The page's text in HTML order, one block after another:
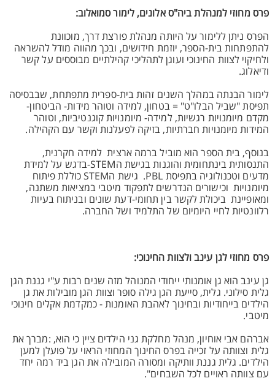
פרס מחוזי למנהלת ביה"ס אלונים, לימור סמואלוב:
הפרס ניתן ללימור על היותה מנהלת פורצת דרך, מוכוונת
להתפתחות בית-הספר, יוזמת חידושים, ובכך מהווה מודל להשראה
ולחיקוי לצוות החינוכי ועוגן לתהליכי קהילתיים מבוססים על קשר
ודיאלוג.
לימור הבנתה במהלך השנים זהות בית-ספרית מתפתחת, שבבסיסה
תפיסת "שביל הבלו"ט" = בטחון, למידה וטוהר מידות- הביטחון-
מקדם מיומנויות רגשיות, למידה- מיומנויות קוגנטיביות, וטוהר
המידות מיומנויות חברתיות, בזיקה לפעלנות וקשר עם הקהילה.
בנוסף, בית הספר הוא מוביל ברמה ארצית למידה חקרנית,
התנסותית בינתחומית והוגנות בגישת הSTEM-בדגש על למידת
מדעים וטכנולוגיה בתפיסת PBL. גישת הSTEM כוללת פיתוח
מיומנויות וכישורים הנדרשים לתפקוד מיטבי במציאות משתנה,
ומאופיינת ביכולת לקשר בין תחומי-דעת שונים ובניתוח בעיות
רלוונטיות לחיי היומיום של התלמיד ושל החברה.
פרס מחוזי לגן עינב ולצוות החינוכי:
גן עינב הוא גן אומנותי ייחודי המנוהל מזה שנים רבות ע"י גננת הגן
גלית סילוני. גלית, סייעת הגן גילה סופר וצוות הגן מובילות את גן
הילדים בייחודיות ובחינוך לאהבת האומנות - כמקדמת אקלים חינוכי
מיטבי.
אברהם אבי אוחיון, מנהל מחלקת גני הילדים ציין כי הוא, :מברך את
גלית וצוותה על זכייה בפרס החינוך המחוזי הראוי על פועלן למען
הילדים. גלית גננת וותיקה ומסורה המובילה את הגן ביד רמה יחד
עם צוותה ראויים לכל השבחים".